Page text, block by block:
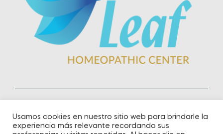
Copyright © 2021BlueLiefHollistic.All Rights
Reserved.
Usamos cookies en nuestro sitio web para brindarle la
experiencia más relevante recordando sus